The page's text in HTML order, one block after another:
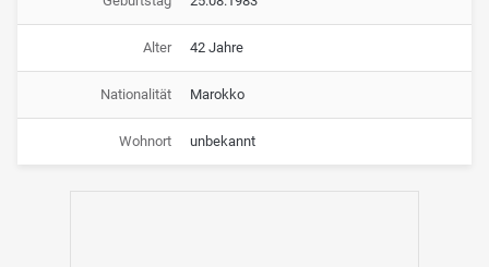
Alter 42 Jahre
Nationalität Marokko
Wohnort unbekannt